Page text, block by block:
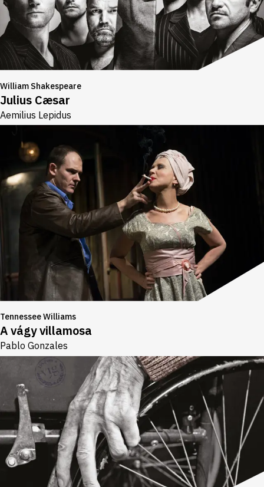
William Shakespeare
Julius Cæsar
Aemilius Lepidus
Tennessee Williams
A vágy villamosa
Pablo Gonzales